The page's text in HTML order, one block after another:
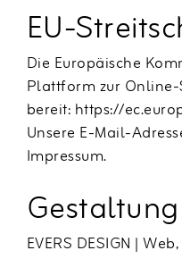
EU-
Die Europäische
Plattform zur
bereit:https://
Unsere E-Mail-
Impressum.
EVERS DESIGN |